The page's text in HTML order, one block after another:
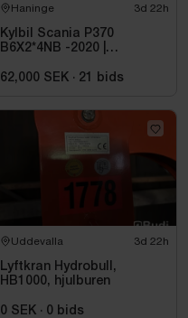
Haninge 3d 22h
Kylbil Scania P370
B6X2*4NB -2020 |
62,000 SEK · 21 bids
Uddevalla 3d 22h
Lyftkran Hydrobull,
HB1000, hjulburen
0 SEK · 0 bids